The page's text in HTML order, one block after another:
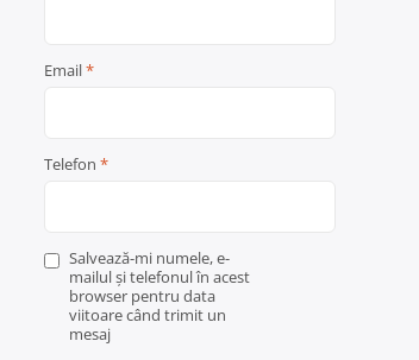
Email*
Telefon *
Salvează-mi numele, e-
mailul și telefonul în acest
browser pentru data
viitoare când trimit un
mesaj